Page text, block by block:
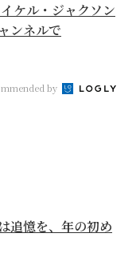
ケル・ジャクソン
ンネルで
by
追憶を、年の初め